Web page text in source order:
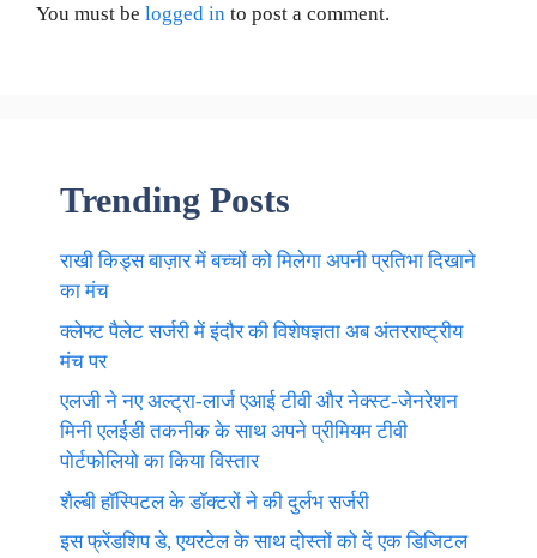
You must be logged in to post a comment.
Trending Posts
राखी किड्स बाज़ार में बच्चों को मिलेगा अपनी प्रतिभा दिखाने
का मंच
क्लेफ्ट पैलेट सर्जरी में इंदौर की विशेषज्ञता अब अंतरराष्ट्रीय
मंच पर
एलजी ने नए अल्ट्रा-लार्ज एआई टीवी और नेक्स्ट-जेनरेशन
मिनी एलईडी तकनीक के साथ अपने प्रीमियम टीवी
पोर्टफोलियो का किया विस्तार
शैल्बी हॉस्पिटल के डॉक्टरों ने की दुर्लभ सर्जरी
इस फ्रेंडशिप डे, एयरटेल के साथ दोस्तों को दें एक डिजिटल